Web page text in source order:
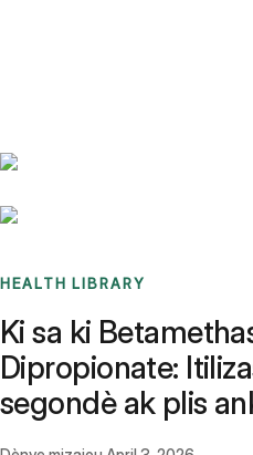
HEALTH LIBRARY
Ki sa ki
Dipropionate:
segondè ak plis